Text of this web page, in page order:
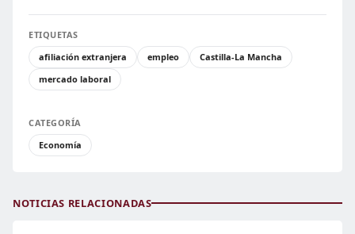
ETIQUETAS
afiliación extranjera
empleo
Castilla-La Mancha
mercado laboral
CATEGORÍA
Economía
NOTICIAS RELACIONADAS